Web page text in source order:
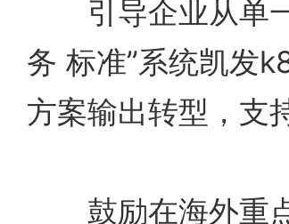
引导企业从单一
务 标准”系统凯发
方案输出转型，支
鼓励在海外重点